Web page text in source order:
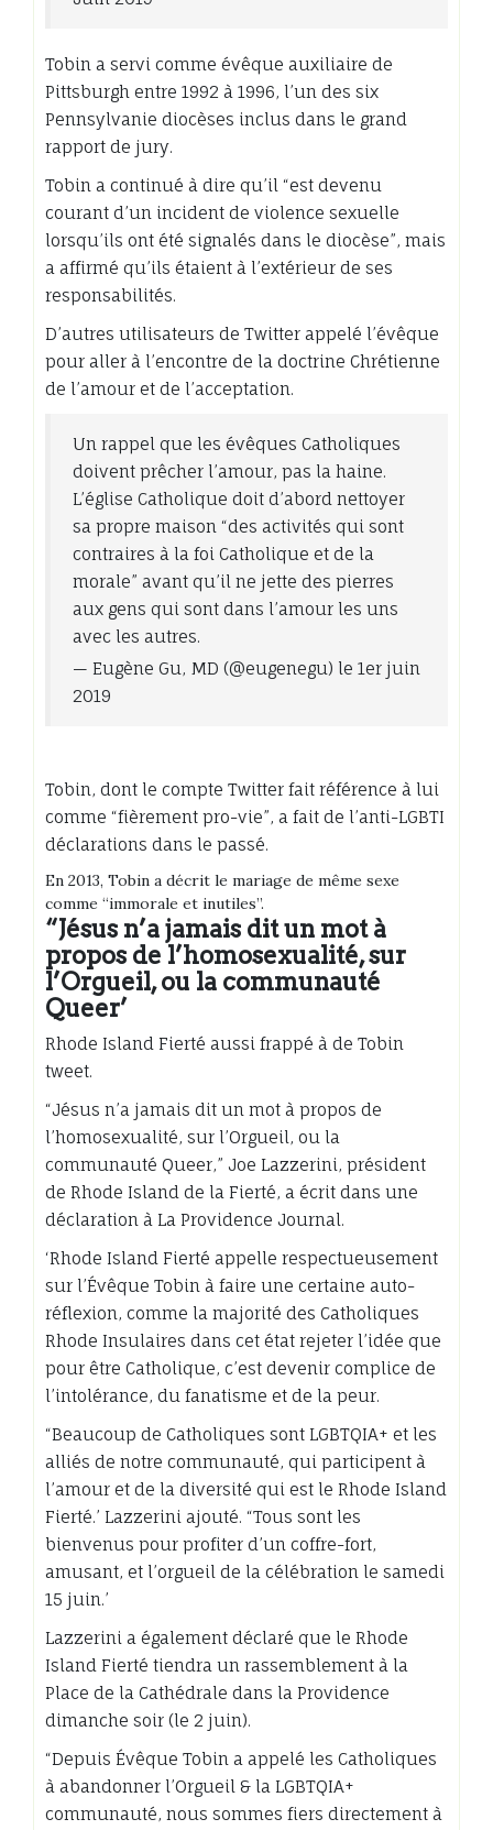
Tobin a servi comme évêque auxiliaire de
Pittsburgh entre 1992 à 1996, l’un des six
Pennsylvanie diocèses inclus dans le grand
rapport de jury.
Tobin a continué à dire qu’il “est devenu
courant d’un incident de violence sexuelle
lorsqu’ils ont été signalés dans le diocèse”, mais
a affirmé qu’ils étaient à l’extérieur de ses
responsabilités.
D’autres utilisateurs de Twitter appelé l’évêque
pour aller à l’encontre de la doctrine Chrétienne
de l’amour et de l’acceptation.
Un rappel que les évêques Catholiques
doivent prêcher l’amour, pas la haine.
L’église Catholique doit d’abord nettoyer
sa propre maison “des activités qui sont
contraires à la foi Catholique et de la
morale” avant qu’il ne jette des pierres
aux gens qui sont dans l’amour les uns
avec les autres.
— Eugène Gu, MD (@eugenegu) le 1er juin
2019
Tobin, dont le compte Twitter fait référence à lui
comme “fièrement pro-vie”, a fait de l’anti-LGBTI
déclarations dans le passé.
En 2013, Tobin a décrit le mariage de même sexe
comme “immorale et inutiles”.
“Jésus n’a jamais dit un mot à
propos de l’homosexualité, sur
l’Orgueil, ou la communauté
Queer’
Rhode Island Fierté aussi frappé à de Tobin
tweet.
“Jésus n’a jamais dit un mot à propos de
l’homosexualité, sur l’Orgueil, ou la
communauté Queer,” Joe Lazzerini, président
de Rhode Island de la Fierté, a écrit dans une
déclaration à La Providence Journal.
‘Rhode Island Fierté appelle respectueusement
sur l’Évêque Tobin à faire une certaine auto-
réflexion, comme la majorité des Catholiques
Rhode Insulaires dans cet état rejeter l’idée que
pour être Catholique, c’est devenir complice de
l’intolérance, du fanatisme et de la peur.
“Beaucoup de Catholiques sont LGBTQIA+ et les
alliés de notre communauté, qui participent à
l’amour et de la diversité qui est le Rhode Island
Fierté.’ Lazzerini ajouté. “Tous sont les
bienvenus pour profiter d’un coffre-fort,
amusant, et l’orgueil de la célébration le samedi
15 juin.’
Lazzerini a également déclaré que le Rhode
Island Fierté tiendra un rassemblement à la
Place de la Cathédrale dans la Providence
dimanche soir (le 2 juin).
“Depuis Évêque Tobin a appelé les Catholiques
à abandonner l’Orgueil & la LGBTQIA+
communauté, nous sommes fiers directement à